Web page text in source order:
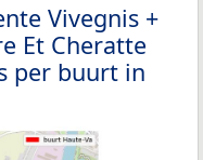
Vivegnis +
Et Cheratte
per buurt in